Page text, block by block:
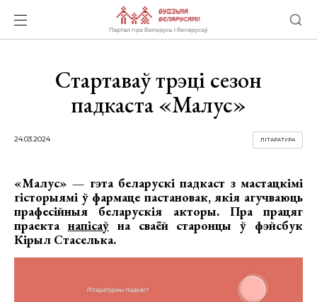
Стартаваў трэці сезон
падкаста «Малус»
24.03.2024 ЛІТАРАТУРА
«Малус» — гэта беларускі падкаст з мастацкімі
гісторыямі ў фармаце пастановак, якія агучваюць
прафесійныя беларускія акторы. Пра працяг
праекта напісаўна сваёй старонцы ў фэйсбук
Кірыл Стаселька.